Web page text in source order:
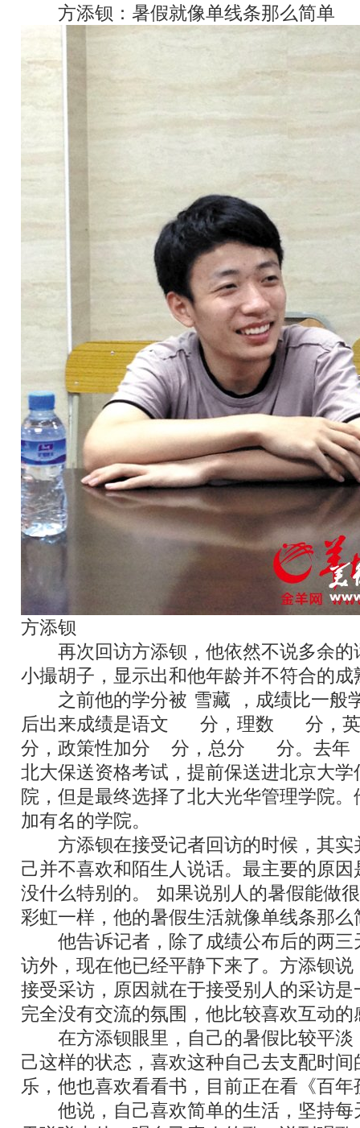
方添钡：暑假就像单线条那么简单
方添钡
再次回访方添钡，他依然不说多余的
小撮胡子，显示出和他年龄并不符合的成
之前他的学分被 雪藏
，成绩比一般
后出来成绩是语文
分，理数
分，
分，政策性加分
分，总分 分。去年
北大保送资格考试，提前保送进北京大
院，但是最终选择了北大光华管理学院
加有名的学院。
方添钡在接受记者回访的时候，其实
己并不喜欢和陌生人说话。最主要的原
没什么特别的。
如果说别人的暑假能做
彩虹一样，他的暑假生活就像单线条那么
他告诉记者，除了成绩公布后的两三
访外，现在他已经平静下来了。方添钡
接受采访，原因就在于接受别人的采访
完全没有交流的氛围，他比较喜欢互动的
在方添钡眼里，自己的暑假比较平淡
己这样的状态，喜欢这种自己去支配时
乐，他也喜欢看看书，目前正在看《百年
他说，自己喜欢简单的生活，坚持每